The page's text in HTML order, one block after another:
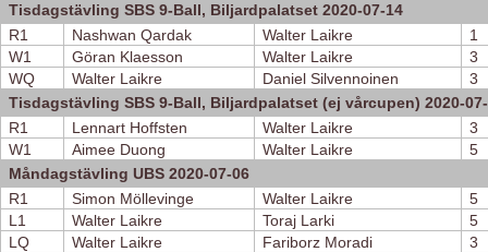
Tisdagstävling SBS 9-Ball, Biljardpalatset 2020-07-14
R1
Nashwan Qardak Walter Laikre
1
W1
Göran Klaesson Walter Laikre
3
WQ
Walter Laikre Daniel Silvennoinen
3
Tisdagstävling SBS 9-Ball, Biljardpalatset (ej vårcupen) 2020-
R1
Lennart Hoffsten Walter Laikre
3
W1
Aimee Duong Walter Laikre
5
Måndagstävling UBS 2020-07-06
R1
Simon Möllevinge Walter Laikre
5
L1
Walter Laikre Toraj Larki
5
LQ
Walter Laikre Fariborz Moradi
3